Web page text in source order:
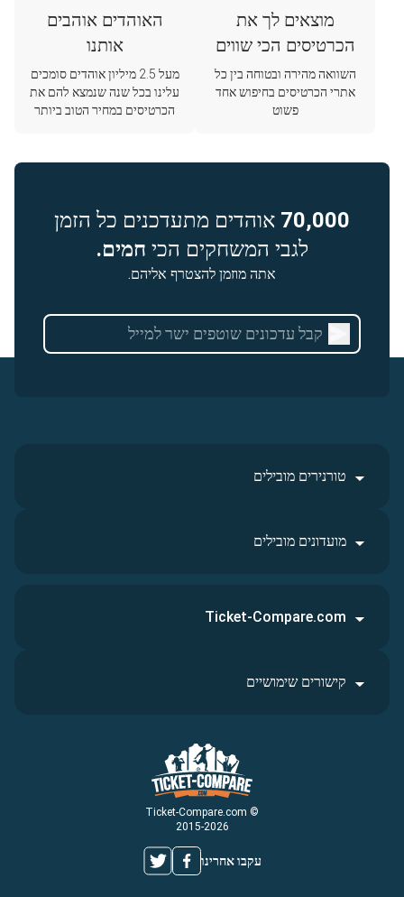
מוצאים לך את
הכרטיסים הכי שווים
השוואה מהירה ובטוחה בין כל
אתרי הכרטיסים בחיפוש אחד
פשוט
האוהדים אוהבים
אותנו
מעל 2.5 מיליון אוהדים סומכים
עלינו בכל שנה שנמצא להם את
הכרטיסים במחיר הטוב ביותר
70,000 אוהדים מתעדכנים כל הזמן
לגבי המשחקים הכי חמים.
אתה מוזמן להצטרף אליהם.
טורנירים מובילים
מועדונים מובילים
© Ticket-Compare.com
2015-2026
עקבו אחרינו
Ticket-Compare.com
קישורים שימושיים